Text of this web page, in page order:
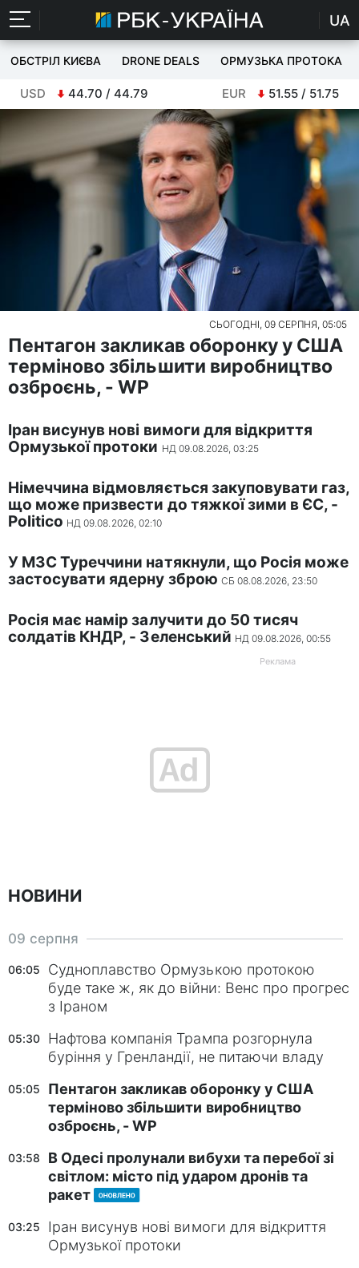
UA
ОБСТРІЛ КИЄВА DRONE DEALS ОРМУЗЬКА ПРОТОКА
USD 44.70 / 44.79 EUR 51.55 / 51.75
СЬОГОДНІ, 09 СЕРПНЯ, 05:05
Пентагон закликав оборонку у США
терміново збільшити виробництво
озброєнь, - WP
Іран висунув нові вимоги для відкриття
Ормузької протоки НД 09.08.2026, 03:25
Німеччина відмовляється закуповувати газ,
що може призвести до тяжкої зими в ЄС, -
Politico НД 09.08.2026, 02:10
У МЗС Туреччини натякнули, що Росія може
застосувати ядерну зброю СБ 08.08.2026, 23:50
Росія має намір залучити до 50 тисяч
солдатів КНДР, - Зеленський НД 09.08.2026, 00:55
НОВИНИ
09 серпня
06:05
Судноплавство Ормузькою протокою
буде таке ж, як до війни: Венс про прогрес
з Іраном
05:30
Нафтова компанія Трампа розгорнула
буріння у Гренландії, не питаючи владу
05:05
Пентагон закликав оборонку у США
терміново збільшити виробництво
озброєнь, - WP
03:58
В Одесі пролунали вибухи та перебої зі
світлом: місто під ударом дронів та
ракет
03:25
Іран висунув нові вимоги для відкриття
Ормузької протоки